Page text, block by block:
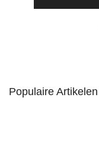
Populaire Artikelen